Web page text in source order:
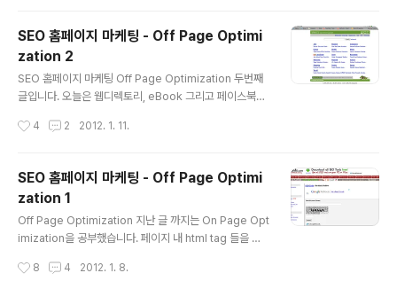
# Forums (포럼 이용하기) 포럼이란 어떤것을 질문하고
대답하는 그런 곳 입니다. 이런 곳을 통해서 웹사이트를 아
주 효과적으로 홍보할 수 있습니다. 이곳을 이용하면 아주
우량한 back link를 달 수 있습니다. 우량한 back link라
면 곧 검색엔진에서도 상위에 랭크되는데 영향을 미치는
gitalpoint.com 2. http:/..
SEO 홈페이지 마케팅 - Off Page Optimi
zation 2
SEO 홈페이지 마케팅 Off Page Optimization 두번째
글입니다. 오늘은 웹디렉토리, eBook 그리고 페이스북이
# Web directories 웹 사이트를 web directory들에
는 가장 중요한 요소 중 하나입니다. 디렉토리 안에 있는 여
러분의 웹사이트 리스트들은 구글, 야후, 빙 같은 다양한 검
색엔진의 상위에 랭크되도록 하는데 효과적입니다. 웹 디
렉토리(Web Directory)들이 하는 일은 어떤 웹 사이트
의 어떤 부분이 좋다는 점을 point 하기 때문에 검색엔진
웹 디렉토리에 등록하게 되면 당연히 검..
4 2 2012. 1. 11.
SEO 홈페이지 마케팅 - Off Page Optimi
zation 1
Off Page Optimization 지난 글 까지는 On Page Opt
imization을 공부했습니다. 페이지 내 html tag 들을 이
페이지 홍보를 극대화 하는 방법을 찾아봤는데요. 오늘부
8 4 2012. 1. 8.